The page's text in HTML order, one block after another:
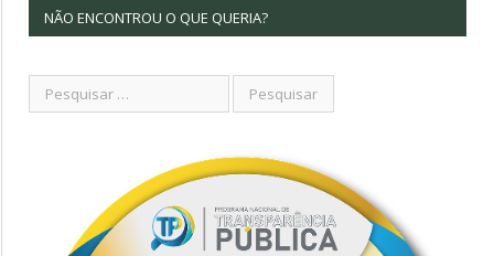
NÃO ENCONTROU O QUE QUERIA?